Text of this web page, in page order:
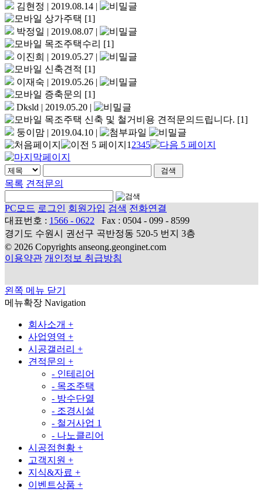
김현정 | 2019.08.14 |
상가주택 [1]
박정일 | 2019.08.07 |
목조주택수리 [1]
이진희 | 2019.05.27 |
신축견적 [1]
이재숙 | 2019.05.26 |
증축문의 [1]
Dksld | 2019.05.20 |
목조주택 신축 및 철거비용 견적문의드립니다. [1]
둥이맘 | 2019.04.10 |
1 2345
목록 견적문의
PC모드 로그인 회원가입 검색 전화연결
대표번호 : 1566 - 0622
Fax : 0504 - 099 - 8599
경기도 수원시 권선구 곡반정동 520-5 번지 3층
© 2026 Copyrights anseong.geonginet.com
이용약관 개인정보 취급방침
왼쪽 메뉴 닫기
메뉴확장 Navigation
회사소개 +
사업영역 +
시공갤러리 +
견적문의 +
- 인테리어
- 목조주택
- 방수단열
- 조경시설
- 철거사업 1
- 나노클리어
시공점현황 +
고객지원 +
지식&자료 +
이벤트상품 +